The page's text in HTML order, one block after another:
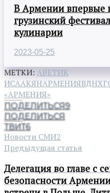
В Армении впервые
грузинский
кулинарии
2023-05-25
МЕТКИ: АВЕТИК
ИСААКЯНАРМЕНИЯВДНХ
«АРМЕНИЯ»
ПОДЕЛИТЬСЯ9
ПОДЕЛИТЬСЯ
ТВИТ6
Новости СМИ2
Предыдущая статья
Делегация во главе с
безопасности